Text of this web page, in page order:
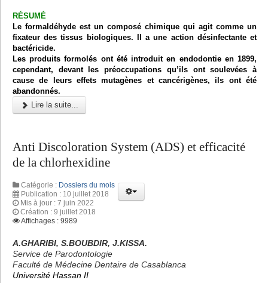
RÉSUMÉ
Le formaldéhyde est un composé chimique qui agit comme un
fixateur des tissus biologiques. Il a une action désinfectante et
bactéricide.
Les produits formolés ont été introduit en endodontie en 1899,
cependant, devant les préoccupations qu’ils ont soulevées à
cause de leurs effets mutagènes et cancérigènes, ils ont été
abandonnés.
Lire la suite...
Anti Discoloration System (ADS) et efficacité
de la chlorhexidine
Catégorie : Dossiers du mois
Publication : 10 juillet 2018
Mis à jour : 7 juin 2022
Création : 9 juillet 2018
Affichages : 9989
A.GHARIBI, S.BOUBDIR, J.KISSA.
Service de Parodontologie
Faculté de Médecine Dentaire de Casablanca
Université Hassan II